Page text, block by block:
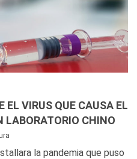
EL VIRUS QUE CAUSA EL
LABORATORIO CHINO
la pandemia que puso